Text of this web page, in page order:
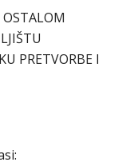
PRETVORBE I